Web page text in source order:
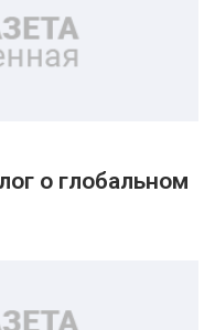
о глобальном